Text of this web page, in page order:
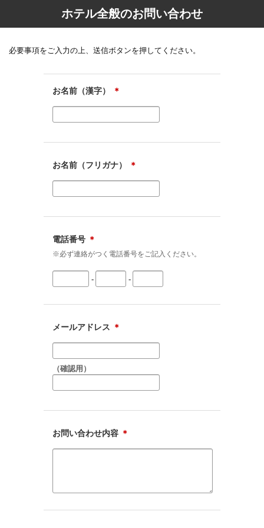
ホテル全般のお問い合わせ
必要事項をご入力の上、送信ボタンを押してください。
お名前（漢字） ＊
お名前（フリガナ） ＊
電話番号 ＊
※必ず連絡がつく電話番号をご記入ください。
- -
メールアドレス ＊
（確認用）
お問い合わせ内容 ＊